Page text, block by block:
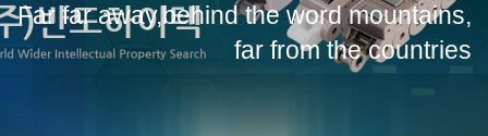
Far far away,behind the word mountains,
far from the countries